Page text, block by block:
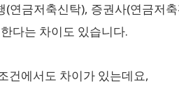
(연금저축신탁), 증권사(연금저
다는 차이도 있습니다.
건에서도 차이가 있는데요,